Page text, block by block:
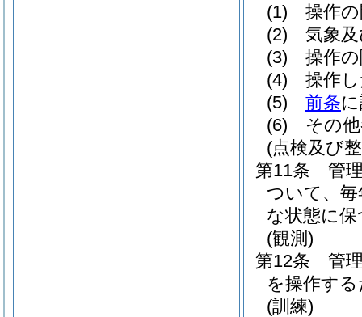
(1)
操作
(2)
気象
(3)
操作
(4)
操作
(5)
前条
(6)
その
(点検及び
第11条
管
ついて、
な状態に
(観測)
第12条
管
を操作す
(訓練)